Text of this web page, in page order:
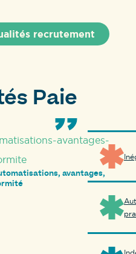
recrutement
Paie
avantages,